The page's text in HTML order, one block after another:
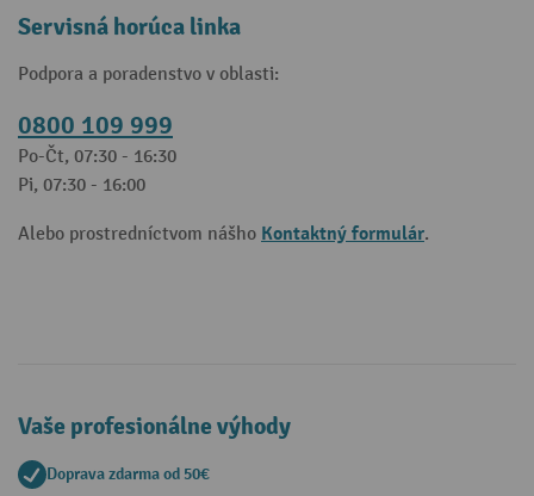
Servisná horúca linka
Podpora a poradenstvo v oblasti:
0800 109 999
Po-Čt, 07:30 - 16:30
Pi, 07:30 - 16:00
Alebo prostredníctvom nášho Kontaktný formulár.
Vaše profesionálne výhody
Doprava zdarma od 50€